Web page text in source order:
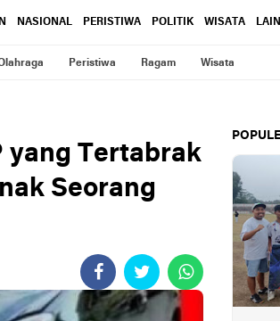
NASIONAL PERISTIWA POLITIK WISATA
Peristiwa Ragam Wisata
yang Tertabrak
Seorang